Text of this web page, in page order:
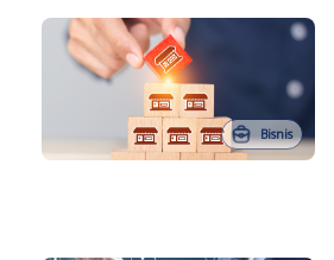
Bisnis